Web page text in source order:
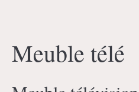
Meuble télé